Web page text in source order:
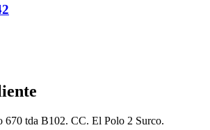
670 tda B102. CC. El Polo 2 Surco.